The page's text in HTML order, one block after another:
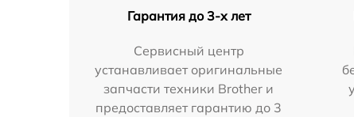
Гарантия до 3-х лет
Сервисный центр
устанавливает оригинальные
запчасти техники Brother и
предоставляет гарантию до 3